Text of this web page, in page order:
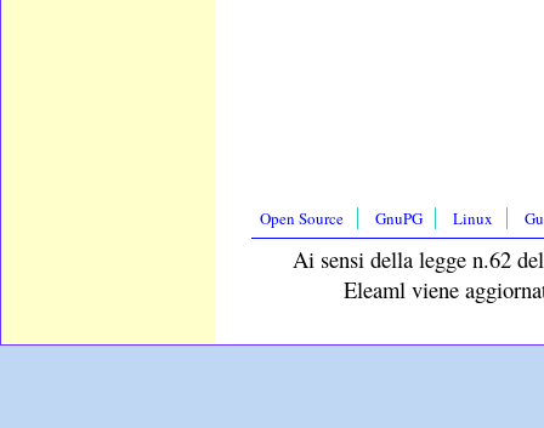
Open Source GnuPG Linux
Ai sensi della legge n.62
Eleaml viene